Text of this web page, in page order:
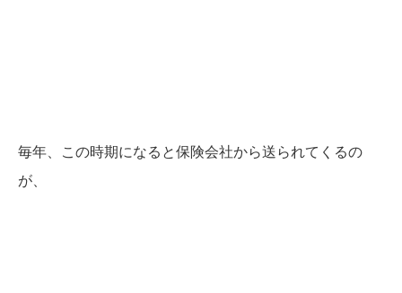
毎年、この時期になると保険会社から送られてくるの
が、